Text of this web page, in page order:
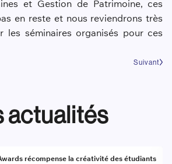
et Gestion de Patrimoine, ces
en reste et nous reviendrons très
les séminaires organisés pour ces
Suivant
actualités
récompense la créativité des étudiants